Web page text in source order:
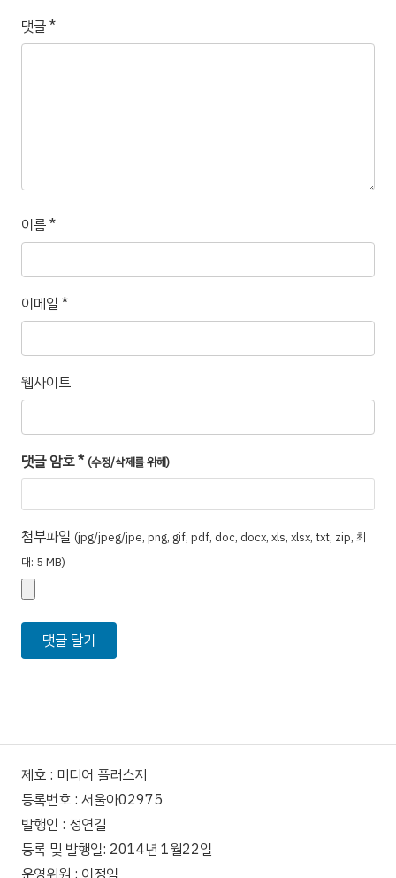
댓글*
이름*
이메일 *
웹사이트
댓글 암호* (수정/삭제를 위해)
첨부파일 (jpg/jpeg/jpe, png, gif, pdf, doc, docx, xls, xlsx, txt, zip, 최
대: 5 MB)
제호 : 미디어 플러스지
등록번호 : 서울아02975
발행인 : 정연길
등록 및 발행일: 2014년 1월22일